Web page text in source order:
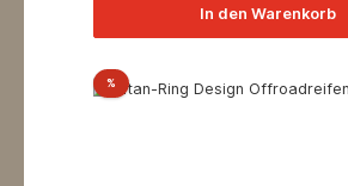
In den Warenkorb
%Rabatt